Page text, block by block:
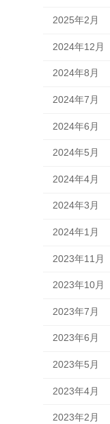
2025年2月
2024年12月
2024年8月
2024年7月
2024年6月
2024年5月
2024年4月
2024年3月
2024年1月
2023年11月
2023年10月
2023年7月
2023年6月
2023年5月
2023年4月
2023年2月